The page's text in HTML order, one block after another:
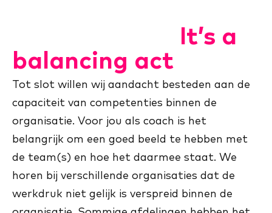
It’s a
balancing act
Tot slot willen wij aandacht besteden aan de
capaciteit van competenties binnen de
organisatie. Voor jou als coach is het
belangrijk om een goed beeld te hebben met
de team(s) en hoe het daarmee staat. We
horen bij verschillende organisaties dat de
werkdruk niet gelijk is verspreid binnen de